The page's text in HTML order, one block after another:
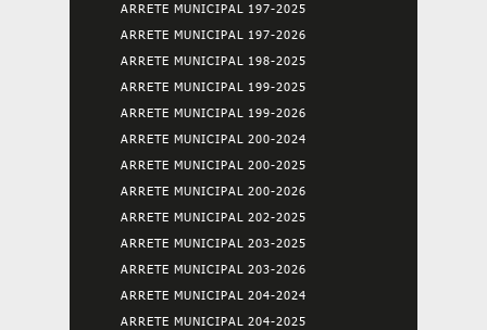
ARRETE MUNICIPAL 197-2025
ARRETE MUNICIPAL 197-2026
ARRETE MUNICIPAL 198-2025
ARRETE MUNICIPAL 199-2025
ARRETE MUNICIPAL 199-2026
ARRETE MUNICIPAL 200-2024
ARRETE MUNICIPAL 200-2025
ARRETE MUNICIPAL 200-2026
ARRETE MUNICIPAL 202-2025
ARRETE MUNICIPAL 203-2025
ARRETE MUNICIPAL 203-2026
ARRETE MUNICIPAL 204-2024
ARRETE MUNICIPAL 204-2025